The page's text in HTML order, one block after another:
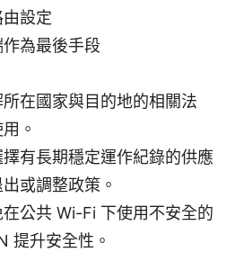
設定
為最後手段
在國家與目的地的相關法
。
有長期穩定運作紀錄的供應
或調整政策。
公共 Wi-Fi 下使用不安全的
提升安全性。